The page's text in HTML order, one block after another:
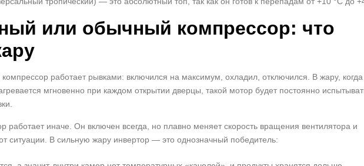
или обычный компрессор: что
работает рывками: включился на максимум, охладил, отключился. В жару, когда
мгновенно при каждом открытии дверцы, такой мотор будет постоянно
работает иначе. Он включен всегда, но плавно меняет скорость вращения вентилятора и
ситуации. В сильную жару инвертор — это однозначный победитель: